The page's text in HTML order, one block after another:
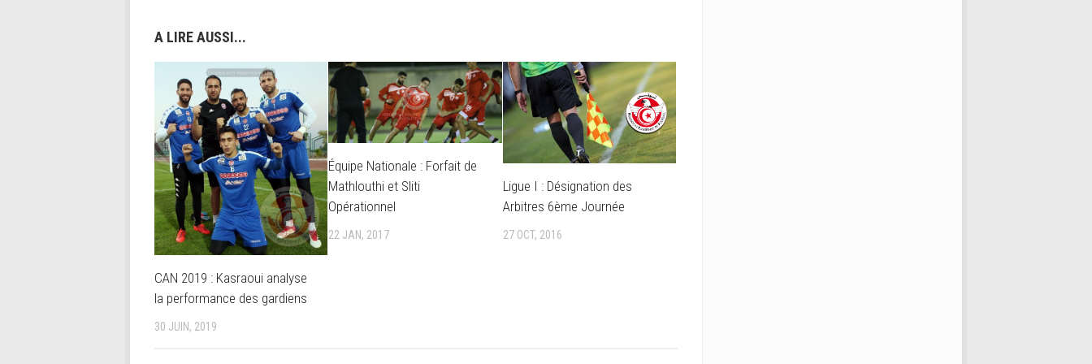
A LIRE AUSSI...
CAN 2019 : Kasraoui analyse
la performance des gardiens
30 JUIN, 2019
Équipe Nationale : Forfait de
Mathlouthi et Sliti
Opérationnel
22 JAN, 2017
Ligue I : Désignation des
Arbitres 6ème Journée
27 OCT, 2016